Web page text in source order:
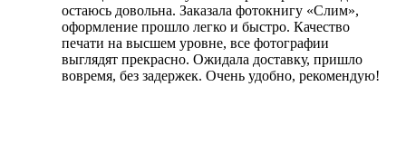
остаюсь довольна. Заказала фотокнигу «Слим»,
оформление прошло легко и быстро. Качество
печати на высшем уровне, все фотографии
выглядят прекрасно. Ожидала доставку, пришло
вовремя, без задержек. Очень удобно, рекомендую!